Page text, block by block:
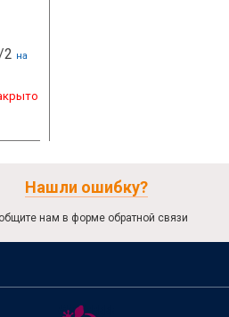
2 на
Нашли ошибку?
нам в форме обратной связи